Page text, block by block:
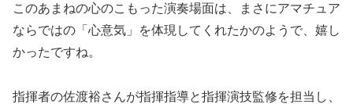
このあまねの心のこもった演奏場面は、まさにアマチュア
ならではの「心意気」を体現してくれたかのようで、嬉し
かったですね。
指揮者の佐渡裕さんが指揮指導と指揮演技監修を担当し、